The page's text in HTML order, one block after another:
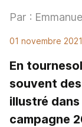
Par :
01 novembre 2021
En
souvent des
illustré
campagne